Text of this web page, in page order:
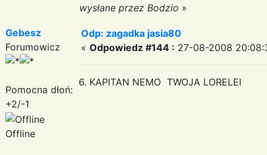
wysłane przez Bodzio »
Gebesz
Forumowicz
Pomocna dłoń:
+2/-1
Offline
Odp: zagadka jasia80
« Odpowiedz #144 : 27-08-2008
6. KAPITAN NEMO TWOJA LORELEI